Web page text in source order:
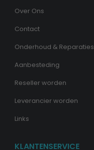
Over Ons
Contact
Onderhoud & Reparaties
Aanbesteding
Reseller worden
Leverancier worden
Links
KLANTENSERVICE